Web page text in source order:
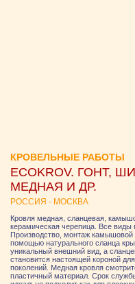
КРОВЕЛЬНЫЕ РАБОТЫ
ECOKROV. ГОНТ,
МЕДНАЯ И ДР.
РОССИЯ - МОСКВА
Кровля медная, сланцевая,
керамическая черепица. Все виды
Производство, монтаж камышовой
помощью натурального сланца
уникальный внешний вид, а
становится настоящей короной
поколений. Медная кровля
пластичный материал. Срок